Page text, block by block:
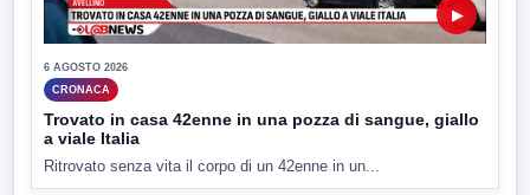
▶
6 AGOSTO 2026
CRONACA
Trovato in casa 42enne in una pozza di sangue, giallo
a viale Italia
Ritrovato senza vita il corpo di un 42enne in un...